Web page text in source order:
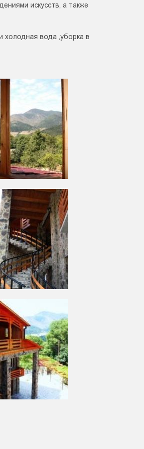
искусств, а также
холодная вода ,уборка в